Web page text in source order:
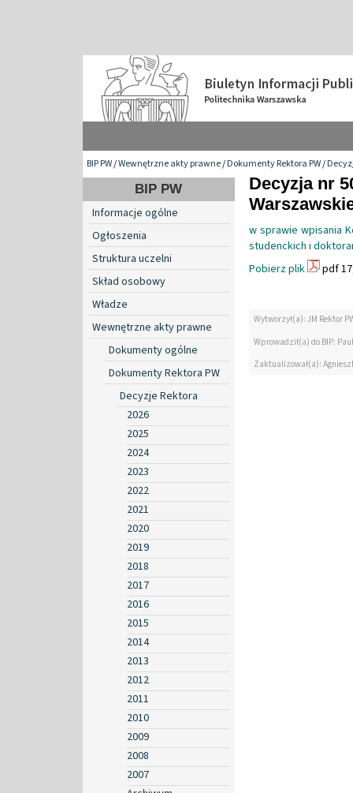
BIP PW/Wewnętrzne akty prawne/Dokumenty Rektora PW/
BIP PW
Informacje ogólne
Ogłoszenia
Struktura uczelni
Skład osobowy
Władze
Wewnętrzne akty prawne
Dokumenty ogólne
Dokumenty Rektora PW
Decyzje Rektora
2026
2025
2024
2023
2022
2021
2020
2019
2018
2017
2016
2015
2014
2013
2012
2011
2010
2009
2008
2007
Decyzja nr
w sprawie wpisania
studenckich i
Pobierz plik
pdf
Wytworzył(a): JM Rektor
Wprowadził(a) do BIP:
Zaktualizował(a):